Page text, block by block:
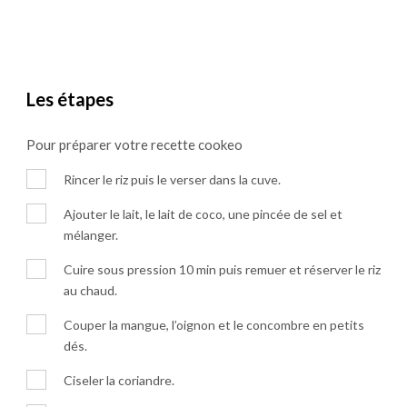
Les étapes
Pour préparer votre recette cookeo
Rincer le riz puis le verser dans la cuve.
Ajouter le lait, le lait de coco, une pincée de sel et
mélanger.
Cuire sous pression 10 min puis remuer et réserver le riz
au chaud.
Couper la mangue, l’oignon et le concombre en petits
dés.
Ciseler la coriandre.